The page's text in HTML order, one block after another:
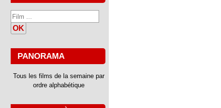
OK
PANORAMA
Tous les films de la semaine par
ordre alphabétique